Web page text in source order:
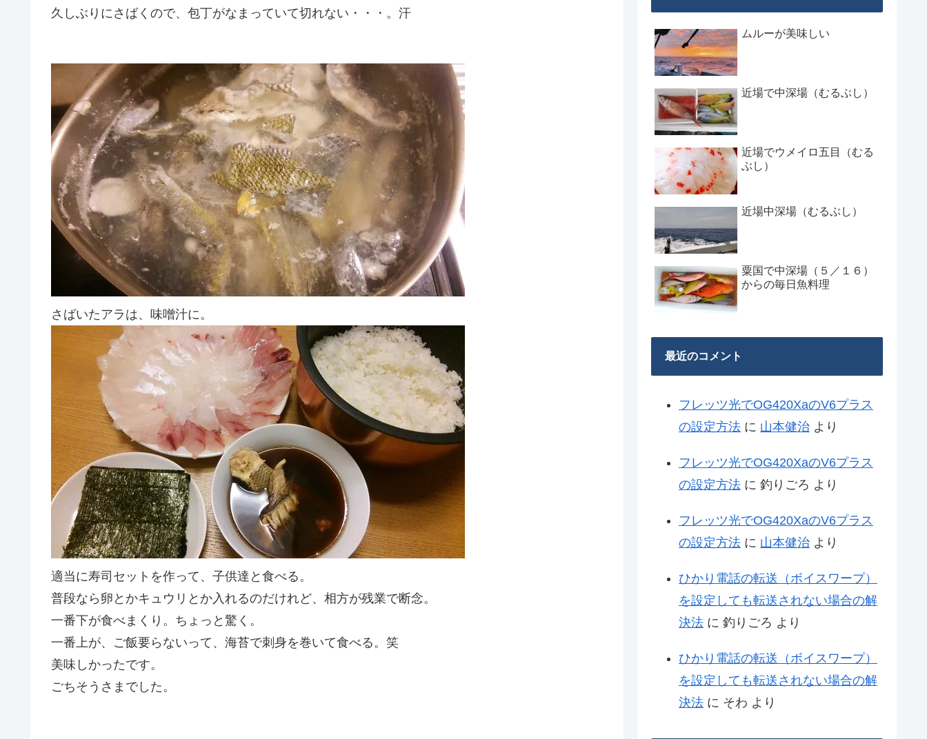
久しぶりにさばくので、包丁がなまっていて切れない・・・。汗
さばいたアラは、味噌汁に。
適当に寿司セットを作って、子供達と食べる。
普段なら卵とかキュウリとか入れるのだけれど、相方が残業で断念。
一番下が食べまくり。ちょっと驚く。
一番上が、ご飯要らないって、海苔で刺身を巻いて食べる。笑
美味しかったです。
ごちそうさまでした。
ムルーが美味しい
近場で中深場（むるぶし）
近場でウメイロ五目（むる
ぶし）
近場中深場（むるぶし）
粟国で中深場（５／１６）
からの毎日魚料理
最近のコメント
フレッツ光でOG420XaのV6プラス
の設定方法 に 山本健治 より
フレッツ光でOG420XaのV6プラス
の設定方法 に 釣りごろ より
フレッツ光でOG420XaのV6プラス
の設定方法 に 山本健治 より
ひかり電話の転送（ボイスワープ）
を設定しても転送されない場合の解
決法 に 釣りごろ より
ひかり電話の転送（ボイスワープ）
を設定しても転送されない場合の解
決法 に そわ より